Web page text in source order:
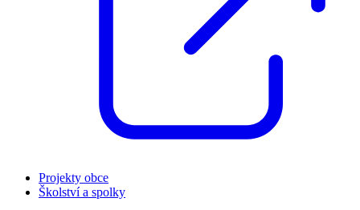
Projekty obce
Školství a spolky